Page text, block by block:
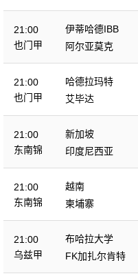
21:00
也门甲
伊蒂哈德IBB
阿尔亚莫克
21:00
也门甲
哈德拉玛特
艾毕达
21:00
东南锦
新加坡
印度尼西亚
21:00
东南锦
越南
柬埔寨
21:00
乌兹甲
布哈拉大学
FK加扎尔肯特